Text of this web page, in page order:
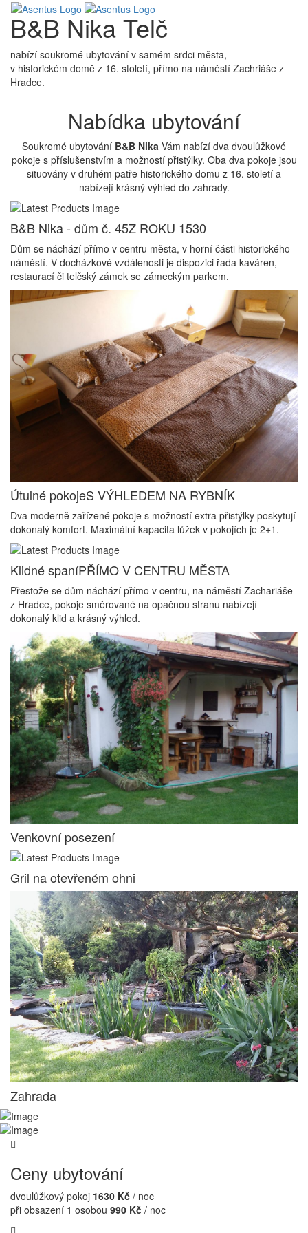
B&B Nika Telč
nabízí soukromé ubytování v samém srdci města,
v historickém domě z 16. století, přímo na náměstí Zachriáše z
Hradce.
Nabídka ubytování
Soukromé ubytování B&B Nika Vám nabízí dva dvoulůžkové
pokoje s příslušenstvím a možností přistýlky. Oba dva pokoje jsou
situovány v druhém patře historického domu z 16. století a
nabízejí krásný výhled do zahrady.
B&B Nika - dům č. 45Z ROKU 1530
Dům se náchází přímo v centru města, v horní části historického
náměstí. V docházkové vzdálenosti je dispozici řada kaváren,
restaurací či telčský zámek se zámeckým parkem.
Útulné pokojeS VÝHLEDEM NA RYBNÍK
Dva moderně zařízené pokoje s možností extra přistýlky poskytují
dokonalý komfort. Maximální kapacita lůžek v pokojích je 2+1.
Klidné spaníPŘÍMO V CENTRU MĚSTA
Přestože se dům náchází přímo v centru, na náměstí Zachariáše
z Hradce, pokoje směrované na opačnou stranu nabízejí
dokonalý klid a krásný výhled.
Venkovní posezení
Gril na otevřeném ohni
Zahrada
Ceny ubytování
dvoulůžkový pokoj 1630 Kč / noc
při obsazení 1 osobou 990 Kč / noc